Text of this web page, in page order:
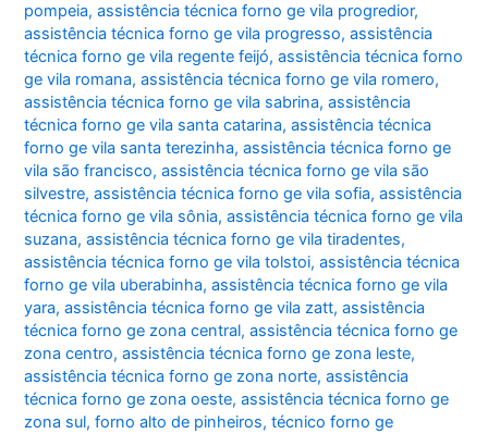
pompeia,assistência técnica forno ge vila progredior,
assistência técnica forno ge vila progresso,assistência
técnica forno ge vila regente feijó,assistência técnica forno
ge vila romana,assistência técnica forno ge vila romero,
assistência técnica forno ge vila sabrina,assistência
técnica forno ge vila santa catarina,assistência técnica
forno ge vila santa terezinha,assistência técnica forno ge
vila são francisco,assistência técnica forno ge vila são
silvestre,assistência técnica forno ge vila sofia,assistência
técnica forno ge vila sônia,assistência técnica forno ge vila
suzana,assistência técnica forno ge vila tiradentes,
assistência técnica forno ge vila tolstoi,assistência técnica
forno ge vila uberabinha,assistência técnica forno ge vila
yara,assistência técnica forno ge vila zatt,assistência
técnica forno ge zona central,assistência técnica forno ge
zona centro,assistência técnica forno ge zona leste,
assistência técnica forno ge zona norte,assistência
técnica forno ge zona oeste,assistência técnica forno ge
zona sul,forno alto de pinheiros,técnico forno ge